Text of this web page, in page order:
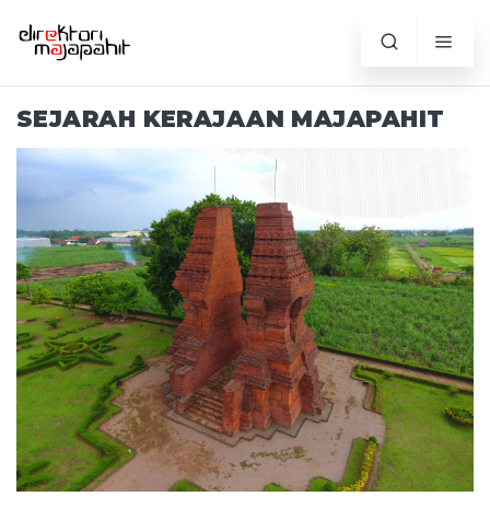
SEJARAH KERAJAAN MAJAPAHIT